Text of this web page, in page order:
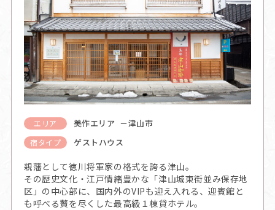
エリア 美作エリア －津山市
宿タイプ ゲストハウス
親藩として徳川将軍家の格式を誇る津山。
その歴史文化・江戸情緒豊かな「津山城東街並み保存地
区」の中心部に、国内外のVIPも迎え入れる、迎賓館と
も呼べる贅を尽くした最高級１棟貸ホテル。